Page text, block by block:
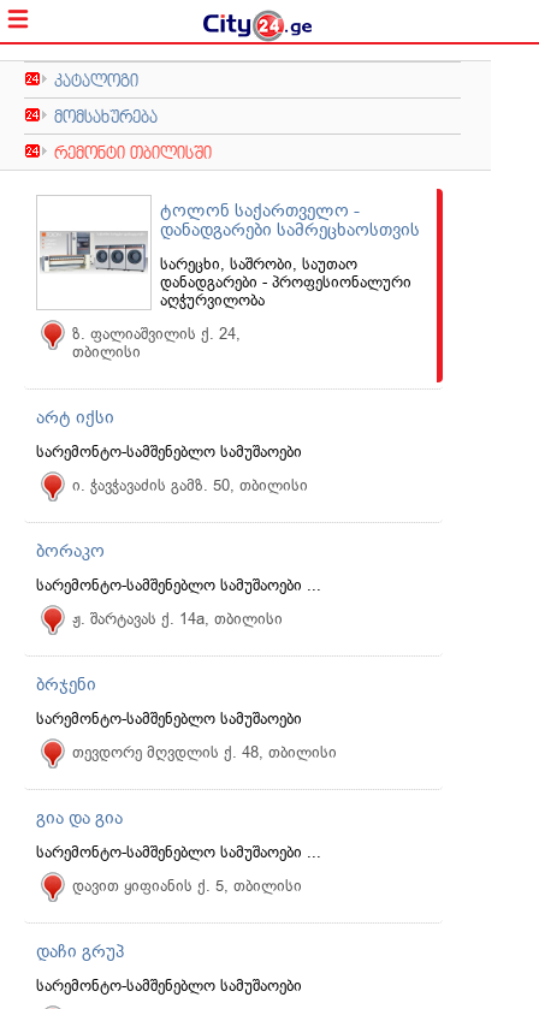
კატალოგი
მომსახურება
რემონტი თბილისში
ტოლონ საქართველო -
დანადგარები სამრეცხაოსთვის
სარეცხი, საშრობი, საუთაო
დანადგარები - პროფესიონალური
აღჭურვილობა
ზ. ფალიაშვილის ქ. 24,
თბილისი
არტ იქსი
სარემონტო-სამშენებლო სამუშაოები
ი. ჭავჭავაძის გამზ. 50, თბილისი
ბორაკო
სარემონტო-სამშენებლო სამუშაოები ...
ჟ. შარტავას ქ. 14a, თბილისი
ბრჯენი
სარემონტო-სამშენებლო სამუშაოები
თევდორე მღვდლის ქ. 48, თბილისი
გია და გია
სარემონტო-სამშენებლო სამუშაოები ...
დავით ყიფიანის ქ. 5, თბილისი
დაჩი გრუპ
სარემონტო-სამშენებლო სამუშაოები